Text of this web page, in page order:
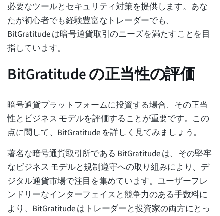
必要なツールとセキュリティ対策を提供します。あな
たが初心者でも経験豊富なトレーダーでも、
BitGratitude は暗号通貨取引のニーズを満たすことを目
指しています。
BitGratitude の正当性の評価
暗号通貨プラットフォームに投資する場合、その正当
性とビジネス モデルを評価することが重要です。この
点に関して、BitGratitude を詳しく見てみましょう。
著名な暗号通貨取引所である BitGratitude は、その堅牢
なビジネス モデルと規制遵守への取り組みにより、デ
ジタル通貨市場で注目を集めています。ユーザーフレ
ンドリーなインターフェイスと競争力のある手数料に
より、BitGratitude はトレーダーと投資家の両方にとっ